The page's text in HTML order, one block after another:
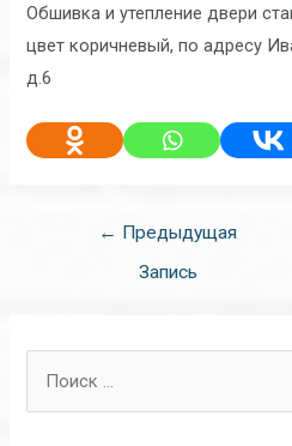
Обшивка и утепление двери
цвет коричневый, по адресу
д.6
Навигация
← Предыдущая
Запись